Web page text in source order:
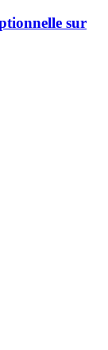
sur